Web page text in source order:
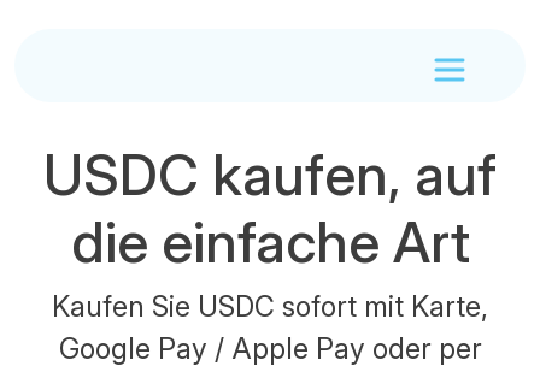
USDC kaufen, auf
die einfache Art
Kaufen Sie USDC sofort mit Karte,
Google Pay / Apple Pay oder per